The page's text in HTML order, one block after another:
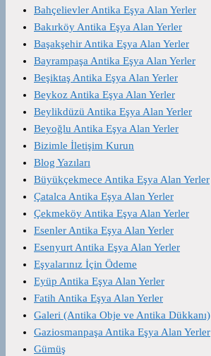
Bahçelievler Antika Eşya Alan Yerler
Bakırköy Antika Eşya Alan Yerler
Başakşehir Antika Eşya Alan Yerler
Bayrampaşa Antika Eşya Alan Yerler
Beşiktaş Antika Eşya Alan Yerler
Beykoz Antika Eşya Alan Yerler
Beylikdüzü Antika Eşya Alan Yerler
Beyoğlu Antika Eşya Alan Yerler
Bizimle İletişim Kurun
Blog Yazıları
Büyükçekmece Antika Eşya Alan Yerler
Çatalca Antika Eşya Alan Yerler
Çekmeköy Antika Eşya Alan Yerler
Esenler Antika Eşya Alan Yerler
Esenyurt Antika Eşya Alan Yerler
Eşyalarınız İçin Ödeme
Eyüp Antika Eşya Alan Yerler
Fatih Antika Eşya Alan Yerler
Galeri (Antika Obje ve Antika Dükkanı)
Gaziosmanpaşa Antika Eşya Alan Yerler
Gümüş